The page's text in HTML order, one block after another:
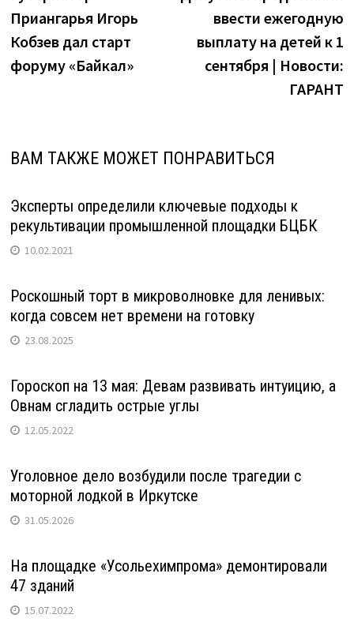
экономнее"
записям
Приангарья Игорь
Кобзев дал старт
форуму «Байкал»
ввести ежегодную
выплату на детей к 1
сентября | Новости:
ГАРАНТ
ВАМ ТАКЖЕ МОЖЕТ ПОНРАВИТЬСЯ
Эксперты определили ключевые подходы к
рекультивации промышленной площадки БЦБК
10.02.2021
Роскошный торт в микроволновке для ленивых:
когда совсем нет времени на готовку
23.08.2025
Гороскоп на 13 мая: Девам развивать интуицию, а
Овнам сгладить острые углы
12.05.2022
Уголовное дело возбудили после трагедии с
моторной лодкой в Иркутске
31.05.2026
На площадке «Усольехимпрома» демонтировали
47 зданий
15.07.2022